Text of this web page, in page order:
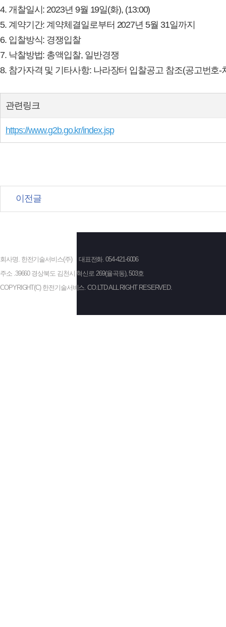
4. 개찰일시: 2023년 9월 19일(화), (13:00)
5. 계약기간: 계약체결일로부터 2027년 5월 31일까지
6. 입찰방식: 경쟁입찰
7. 낙찰방법: 총액입찰, 일반경쟁
8. 참가자격 및 기타사항: 나라장터 입찰공고 참조(공고번호-
관련링크
https://www.g2b.go.kr/index.jsp
이전글
회사명. 한전기술서비스(주)
대표전화. 054-421-6006
주소 .39660 경상북도 김천시 혁신로 269(율곡동), 503호
COPYRIGHT(C) 한전기술서비스. CO.LTD ALL RIGHT RESERVED.